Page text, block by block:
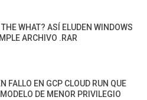
WHAT? ASÍ ELUDEN WINDOWS
ARCHIVO .RAR
FALLO EN GCP CLOUD RUN QUE
DE MENOR PRIVILEGIO